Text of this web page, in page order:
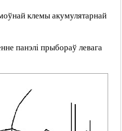
клемы акумулятарнай
панэлі прыбораў левага